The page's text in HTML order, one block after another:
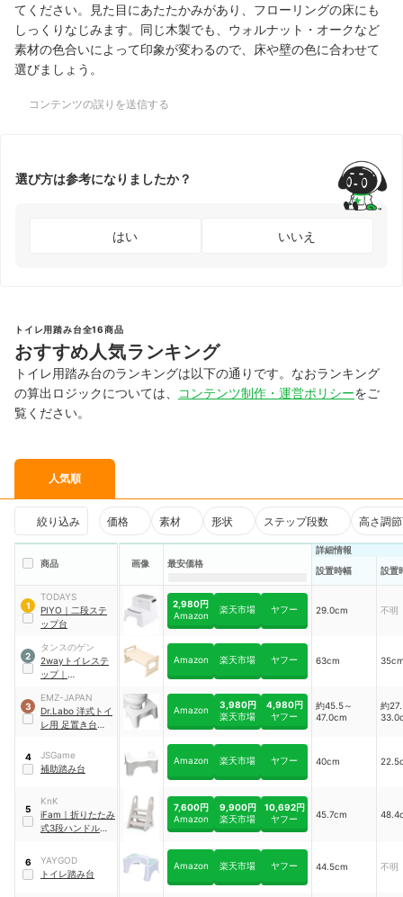
てください。見た目にあたたかみがあり、フローリングの床にも
しっくりなじみます。同じ木製でも、ウォルナット・オークなど
素材の色合いによって印象が変わるので、床や壁の色に合わせて
選びましょう。
コンテンツの誤りを送信する
選び方は参考になりましたか？
はい いいえ
トイレ用踏み台全16商品
おすすめ人気ランキング
トイレ用踏み台のランキングは以下の通りです。なおランキング
の算出ロジックについては、
コンテンツ制作・運営ポリシーをご
覧ください。
人気順
絞り込み 価格 素材 形状 ステップ段数 高さ調
商品 画像 最安価格
詳細情報
設置時幅
設置
1
TODAYS
PIYO ｜ 二段ステ
ップ台
2,980円
Amazon
楽天市場 ヤフー 29.0cm 不明
2
タンスのゲン
2wayトイレステ
ップ｜
Amazon 楽天市場 ヤフー 63cm
3
EMZ-JAPAN
Dr.Labo 洋式トイ
レ用 足置き台｜
Amazon
3,980円
楽天市場
4,980円
ヤフー
約45.5～
47.0cm
約
4
JSGame
補助踏み台
Amazon 楽天市場 ヤフー 40cm
5
KnK
iFam ｜ 折りたたみ
式3段ハンドル踏
7,600円
Amazon
9,900円
楽天市場
10,692円
ヤフー
45.7cm
6
YAYGOD
トイレ踏み台
Amazon 楽天市場 ヤフー 44.5cm 不明